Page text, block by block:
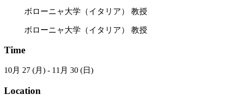
ボローニャ大学（イタリア） 教授
ボローニャ大学（イタリア） 教授
Time
10月 27 (月) - 11月 30 (日)
Location